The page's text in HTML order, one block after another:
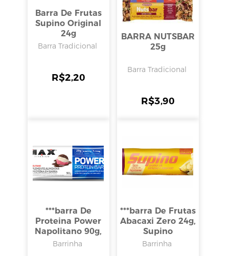
Barra De Frutas
Supino Original
24g
Barra Tradicional
R$2,20
BARRA NUTSBAR
25g
Barra Tradicional
R$3,90
***barra De
Proteina Power
Napolitano 90g,
Max Titanium
Barrinha
***barra De Frutas
Abacaxi Zero 24g,
Supino
Barrinha